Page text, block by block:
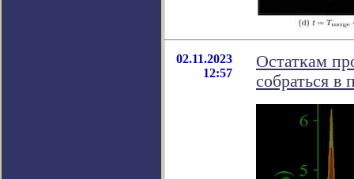
02.11.2023
12:57
Остаткам
собраться в